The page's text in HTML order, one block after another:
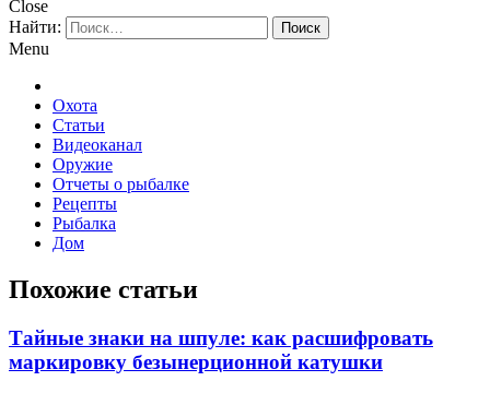
Close
Найти:
Menu
Охота
Статьи
Видеоканал
Оружие
Отчеты о рыбалке
Рецепты
Рыбалка
Дом
Похожие статьи
Тайные знаки на шпуле: как расшифровать
маркировку безынерционной катушки